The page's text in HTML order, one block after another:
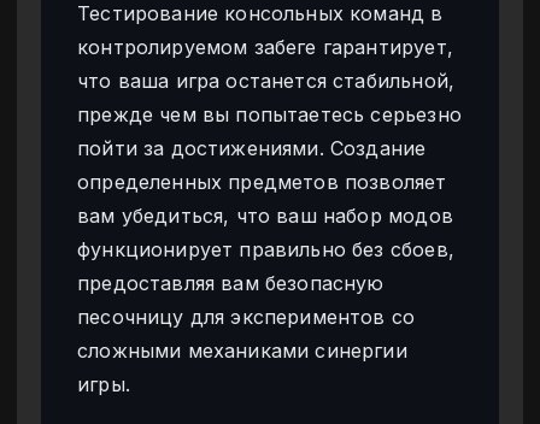
Тестирование консольных команд в
контролируемом забеге гарантирует,
что ваша игра останется стабильной,
прежде чем вы попытаетесь серьезно
пойти за достижениями. Создание
определенных предметов позволяет
вам убедиться, что ваш набор модов
функционирует правильно без сбоев,
предоставляя вам безопасную
песочницу для экспериментов со
сложными механиками синергии
игры.